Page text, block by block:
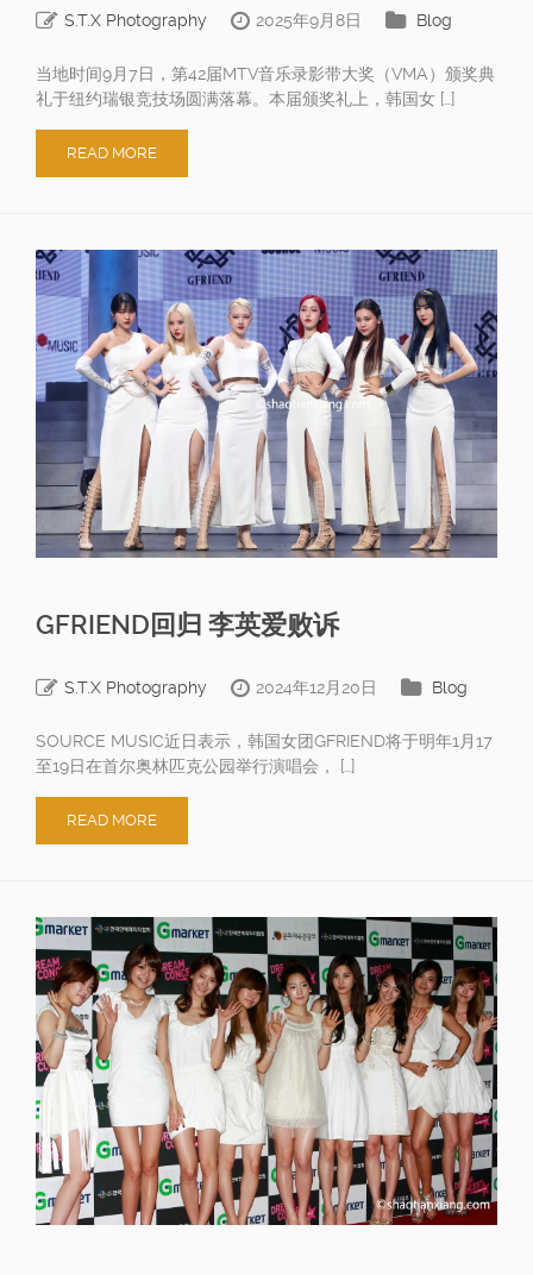
S.T.X Photography 2025年9月8日 Blog
当地时间9月7日，第42届MTV音乐录影带大奖（VMA）颁奖典
礼于纽约瑞银竞技场圆满落幕。本届颁奖礼上，韩国女 […]
READ MORE
GFRIEND回归 李英爱败诉
S.T.X Photography 2024年12月20日 Blog
SOURCE MUSIC近日表示，韩国女团GFRIEND将于明年1月17
至19日在首尔奥林匹克公园举行演唱会， […]
READ MORE